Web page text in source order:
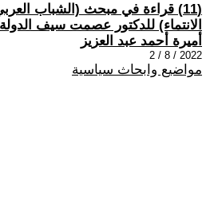
(11) قراءة في مبحث (الشباب
الانتماء) للدكتور عصمت سيف الدولة
أميرة أحمد عبد العزيز
2022 / 8 / 2
مواضيع وابحاث سياسية